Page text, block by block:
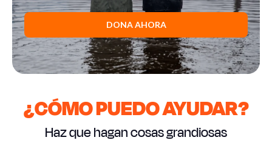
DONA AHORA
¿CÓMO PUEDO AYUDAR?
Haz que hagan cosas grandiosas